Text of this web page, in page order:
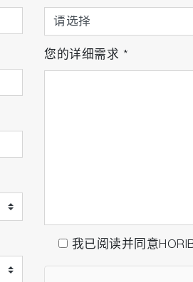
您的详细需求 *
我已阅读并同意